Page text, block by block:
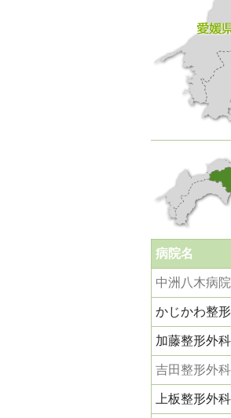
病院名
中洲八木病
かじかわ整
加藤整形外
吉田整形外科
上板整形外